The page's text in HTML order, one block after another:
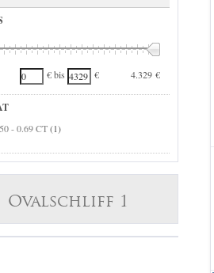
4.329 €
€ bis €
- 0.69 CT(1)
Ovalschliff 1